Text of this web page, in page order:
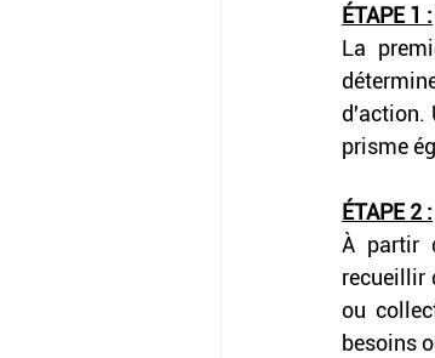
ÉTAPE 1 :
La
d'action.
prisme
ÉTAPE 2 :
À partir
recueillir
ou
besoins